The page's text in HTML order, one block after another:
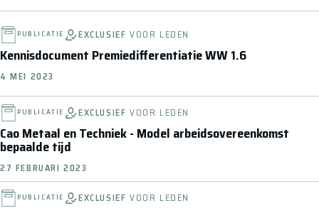
PUBLICATIE EXCLUSIEF VOOR LEDEN
Kennisdocument Premiedifferentiatie WW 1.6
4 MEI 2023
PUBLICATIE EXCLUSIEF VOOR LEDEN
Cao Metaal en Techniek - Model arbeidsovereenkomst
bepaalde tijd
27 FEBRUARI 2023
PUBLICATIE EXCLUSIEF VOOR LEDEN